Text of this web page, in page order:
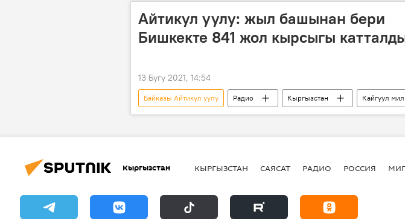
Айтикул уулу: жыл башынан бери
Бишкекте 841 жол кырсыгы
13 Бугу 2021, 14:54
Байказы Айтикул уулу Радио Кыргызстан Кайгуул
жол кырсык
Кыргызстан КЫРГЫЗСТАН САЯСАТ РАДИО РОССИЯ